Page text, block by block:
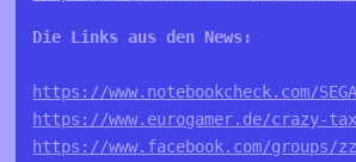
https://www.notebookcheck.com/
https://www.eurogamer.de/crazy-
https://www.facebook.com/groups/